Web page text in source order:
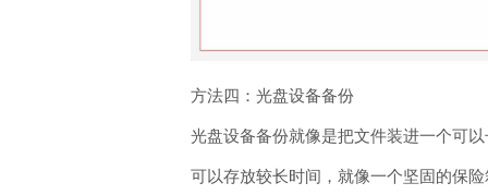
方法四：光盘设备备份
光盘设备备份就像是把文件装进一个可
可以存放较长时间，就像一个坚固的保